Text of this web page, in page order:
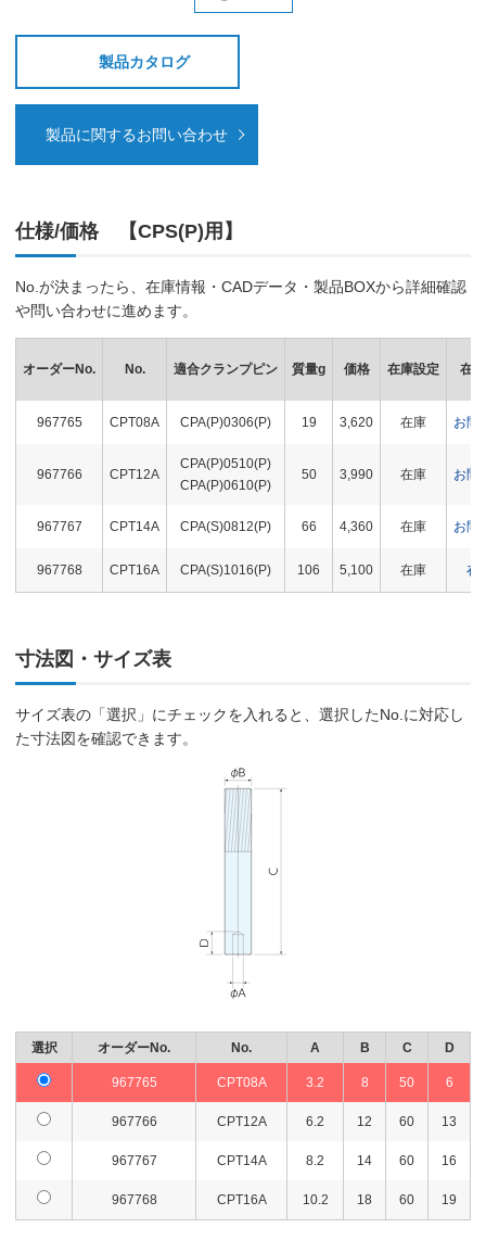
製品カタログ
製品に関するお問い合わせ
仕様/価格 【CPS(P)用】
No.が決まったら、在庫情報・CADデータ・製品BOXから詳細確認
や問い合わせに進めます。
オーダーNo. No. 適合クランプピン 質量g 価格 在庫設定 在
967765 CPT08A CPA(P)0306(P) 19 3,620 在庫 お問
967766 CPT12A
CPA(P)0510(P)
CPA(P)0610(P)
50 3,990 在庫 お問
967767 CPT14A CPA(S)0812(P) 66 4,360 在庫 お問
967768 CPT16A CPA(S)1016(P) 106 5,100 在庫 在
寸法図・サイズ表
サイズ表の「選択」にチェックを入れると、選択したNo.に対応し
た寸法図を確認できます。
選択 オーダーNo. No. A B C D
967765 CPT08A 3.2 8 50 6
967766 CPT12A 6.2 12 60 13
967767 CPT14A 8.2 14 60 16
967768 CPT16A 10.2 18 60 19